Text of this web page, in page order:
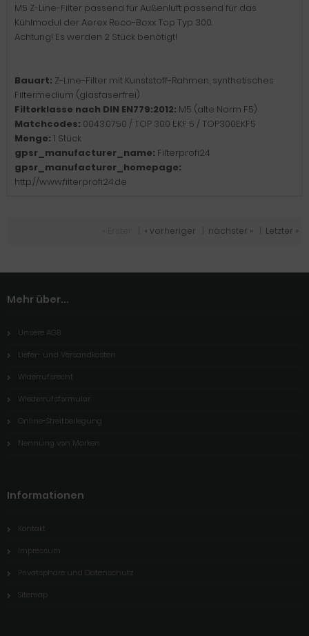
M5 Z-Line-Filter passend für Außenluft passend für das
Kühlmodul der Aerex Reco-Boxx Top Typ 300.
Achtung! Es werden 2 Stück benötigt!
Bauart: Z-Line-Filter mit Kunststoff-Rahmen, synthetisches
Filtermedium (glasfaserfrei)
Filterklasse nach DIN EN779:2012: M5 (alte Norm F5)
Matchcodes: 0043.0750 / TOP 300 EKF 5 / TOP300EKF5
Menge: 1 Stück
gpsr_manufacturer_name: Filterprofi24
gpsr_manufacturer_homepage:
http://www.filterprofi24.de
« vorheriger nächster » Letzter »
Mehr über...
Unsere AGB
Liefer- und Versandkosten
Widerrufsrecht
Wiederrufsformular
Online-Streitbeilegung
Nennung von Marken
Informationen
Kontakt
Impressum
Privatsphäre und Datenschutz
Sitemap